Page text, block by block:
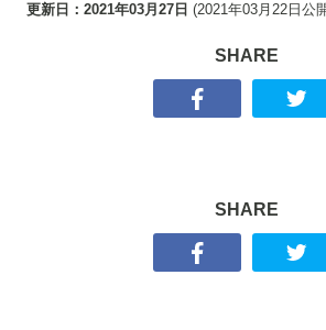
更新日： 2021年03月27日 (2021年03月22日 公
SHARE
SHARE